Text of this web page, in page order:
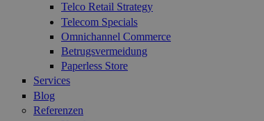
Telco Retail Strategy
Telecom Specials
Omnichannel Commerce
Betrugsvermeidung
Paperless Store
Services
Blog
Referenzen